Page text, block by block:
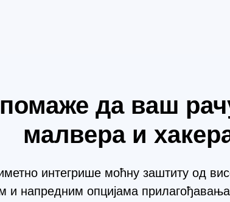
да ваш
малвера и
интегрише моћну заштиту од
и напредним опцијама